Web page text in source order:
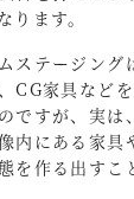
ります。
ステージング
CG家具など
ですが、実は
内にある家具
を作る出すこ